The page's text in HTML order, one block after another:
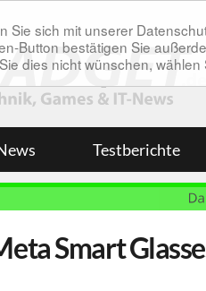
Sie sich mit unserer
Button bestätigen Sie
dies nicht wünschen,
Testberichte
Smart